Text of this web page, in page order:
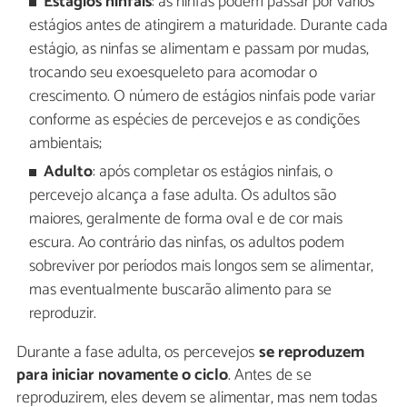
estágios antes de atingirem a maturidade. Durante cada
estágio, as ninfas se alimentam e passam por mudas,
trocando seu exoesqueleto para acomodar o
crescimento. O número de estágios ninfais pode variar
conforme as espécies de percevejos e as condições
ambientais;
Adulto: após completar os estágios ninfais, o
percevejo alcança a fase adulta. Os adultos são
maiores, geralmente de forma oval e de cor mais
escura. Ao contrário das ninfas, os adultos podem
sobreviver por períodos mais longos sem se alimentar,
mas eventualmente buscarão alimento para se
reproduzir.
Durante a fase adulta, os percevejosse reproduzem
para iniciar novamente o ciclo. Antes de se
reproduzirem, eles devem se alimentar, mas nem todas